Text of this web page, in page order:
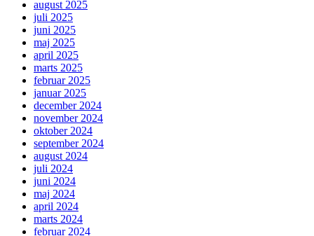
august 2025
juli 2025
juni 2025
maj 2025
april 2025
marts 2025
februar 2025
januar 2025
december 2024
november 2024
oktober 2024
september 2024
august 2024
juli 2024
juni 2024
maj 2024
april 2024
marts 2024
februar 2024